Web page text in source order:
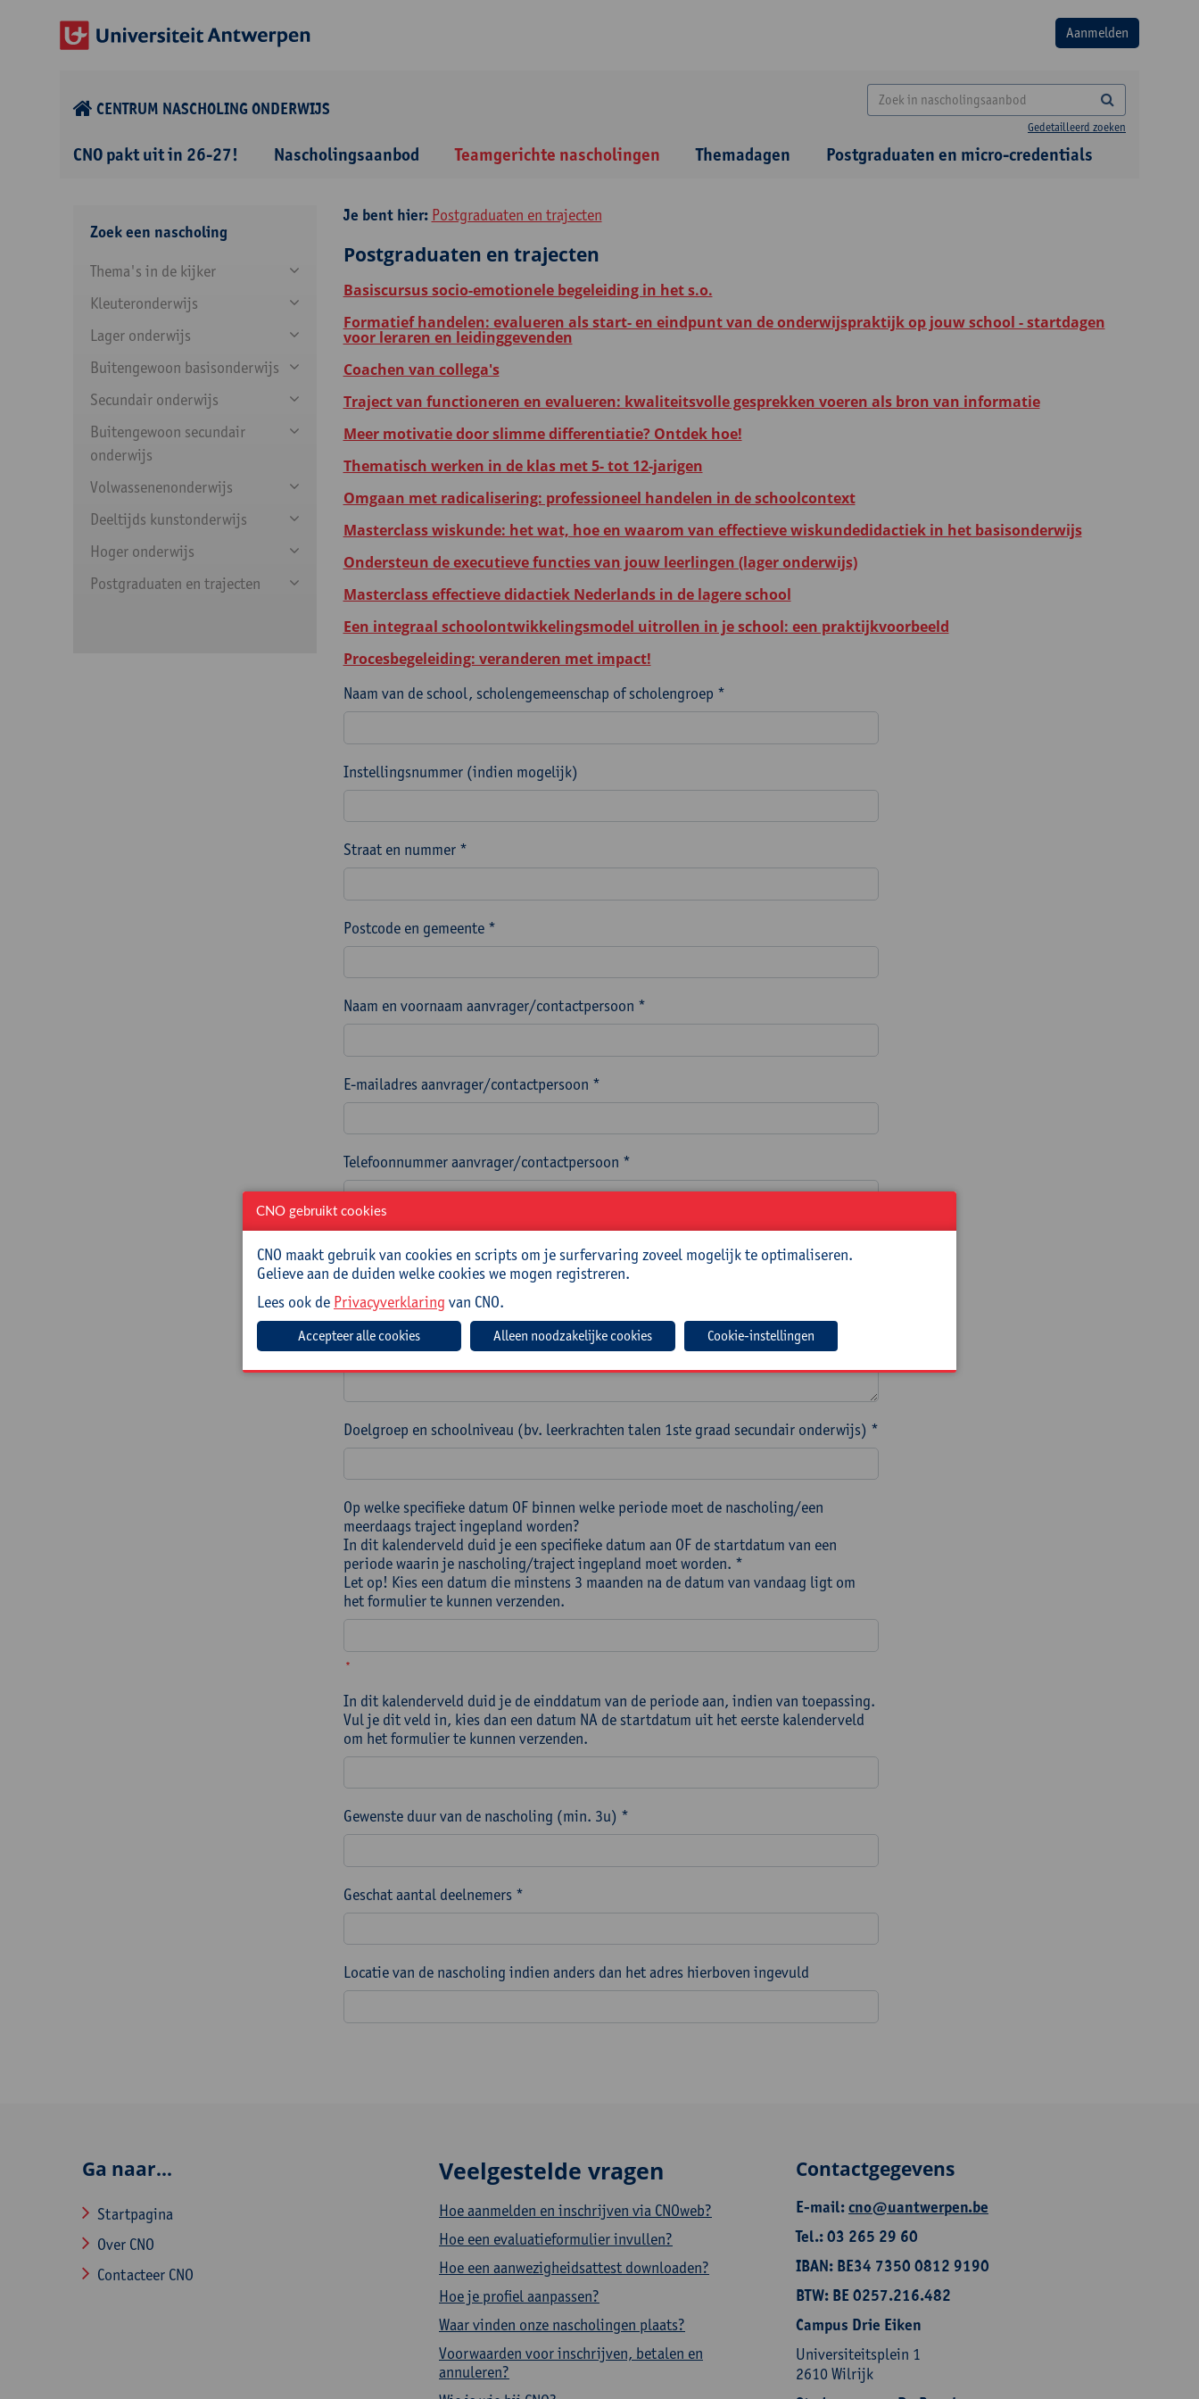
CENTRUM NASCHOLING ONDERWIJS
Gedetailleerd zoeken
CNO pakt uit in 26-27! Nascholingsaanbod Teamgerichte nascholingen Themadagen Postgraduaten en micro-credentials
Zoek een nascholing
Thema's in de kijker
Kleuteronderwijs
Lager onderwijs
Buitengewoon basisonderwijs
Secundair onderwijs
Buitengewoon secundair
onderwijs
Volwassenenonderwijs
Deeltijds kunstonderwijs
Hoger onderwijs
Postgraduaten en trajecten
Je bent hier: Postgraduaten en trajecten
Postgraduaten en trajecten
Basiscursus socio-emotionele begeleiding in het s.o.
Formatief handelen: evalueren als start- en eindpunt van de onderwijspraktijk op jouw school - startdagen
voor leraren en leidinggevenden
Coachen van collega's
Traject van functioneren en evalueren: kwaliteitsvolle gesprekken voeren als bron van informatie
Meer motivatie door slimme differentiatie? Ontdek hoe!
Thematisch werken in de klas met 5- tot 12-jarigen
Omgaan met radicalisering: professioneel handelen in de schoolcontext
Masterclass wiskunde: het wat, hoe en waarom van effectieve wiskundedidactiek in het basisonderwijs
Ondersteun de executieve functies van jouw leerlingen (lager onderwijs)
Masterclass effectieve didactiek Nederlands in de lagere school
Een integraal schoolontwikkelingsmodel uitrollen in je school: een praktijkvoorbeeld
Procesbegeleiding: veranderen met impact!
Naam van de school, scholengemeenschap of scholengroep *
Instellingsnummer (indien mogelijk)
Straat en nummer *
Postcode en gemeente *
Naam en voornaam aanvrager/contactpersoon *
E-mailadres aanvrager/contactpersoon *
Telefoonnummer aanvrager/contactpersoon *
titel(s) zoals vermeld in ons aanbod teamgerichte nascholingen. *
Doelgroep en schoolniveau (bv. leerkrachten talen 1ste graad secundair onderwijs) *
Op welke specifieke datum OF binnen welke periode moet de nascholing/een
meerdaags traject ingepland worden?
In dit kalenderveld duid je een specifieke datum aan OF de startdatum van een
periode waarin je nascholing/traject ingepland moet worden. *
Let op! Kies een datum die minstens 3 maanden na de datum van vandaag ligt om
het formulier te kunnen verzenden.
*
In dit kalenderveld duid je de einddatum van de periode aan, indien van toepassing.
Vul je dit veld in, kies dan een datum NA de startdatum uit het eerste kalenderveld
om het formulier te kunnen verzenden.
Gewenste duur van de nascholing (min. 3u) *
Geschat aantal deelnemers *
Locatie van de nascholing indien anders dan het adres hierboven ingevuld
Ga naar...
Startpagina
Over CNO
Contacteer CNO
Veelgestelde vragen
Hoe aanmelden en inschrijven via CNOweb?
Hoe een evaluatieformulier invullen?
Hoe een aanwezigheidsattest downloaden?
Hoe je profiel aanpassen?
Waar vinden onze nascholingen plaats?
Voorwaarden voor inschrijven, betalen en
annuleren?
Contactgegevens
E-mail:cno@uantwerpen.be
Tel.: 03 265 29 60
IBAN: BE34 7350 0812 9190
BTW: BE 0257.216.482
Campus Drie Eiken
Universiteitsplein 1
2610 Wilrijk
CNO gebruikt cookies
CNO maakt gebruik van cookies en scripts om je surfervaring zoveel mogelijk te optimaliseren.
Gelieve aan de duiden welke cookies we mogen registreren.
Lees ook de Privacyverklaring van CNO.
Cookie-instellingen